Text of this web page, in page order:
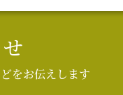
をお伝えします